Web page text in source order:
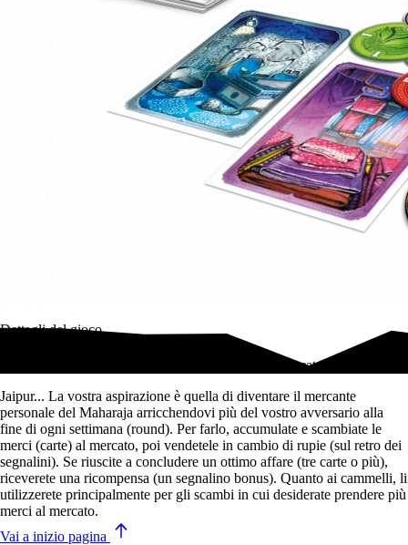
Dettagli del gioco
Un gioco di carte immediato e strategico per due giocatori.
Jaipur... La vostra aspirazione è quella di diventare il mercante
personale del Maharaja arricchendovi più del vostro avversario alla
fine di ogni settimana (round). Per farlo, accumulate e scambiate le
merci (carte) al mercato, poi vendetele in cambio di rupie (sul retro dei
segnalini). Se riuscite a concludere un ottimo affare (tre carte o più),
riceverete una ricompensa (un segnalino bonus). Quanto ai cammelli, li
utilizzerete principalmente per gli scambi in cui desiderate prendere più
merci al mercato.
Vai a inizio pagina